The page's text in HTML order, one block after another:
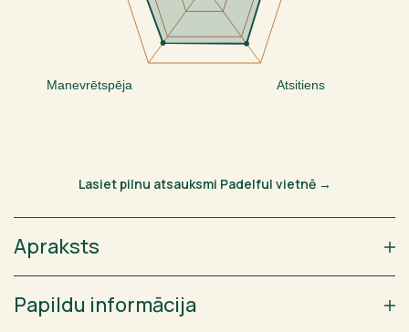
Atsitiens
Manevrētspēja
Lasiet pilnu atsauksmi Padelful vietnē →
Apraksts
Papildu informācija